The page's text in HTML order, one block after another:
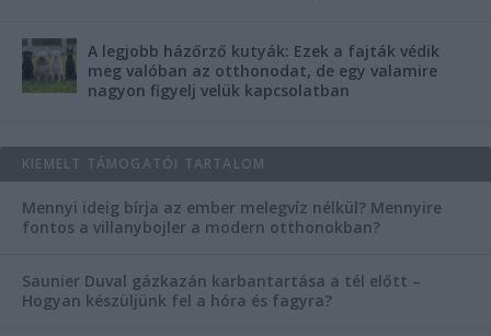
A legjobb házőrző kutyák: Ezek a fajták védik
meg valóban az otthonodat, de egy valamire
nagyon figyelj velük kapcsolatban
KIEMELT TÁMOGATÓI TARTALOM
Mennyi ideig bírja az ember melegvíz nélkül? Mennyire
fontos a villanybojler a modern otthonokban?
Saunier Duval gázkazán karbantartása a tél előtt –
Hogyan készüljünk fel a hóra és fagyra?